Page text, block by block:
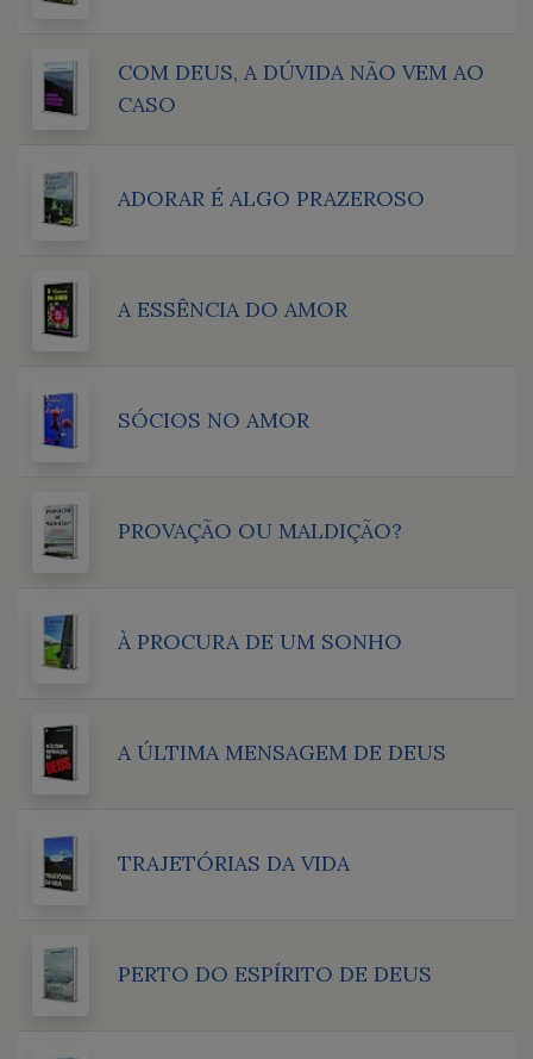
COM DEUS, A DÚVIDA NÃO VEM AO
CASO
ADORAR É ALGO PRAZEROSO
A ESSÊNCIA DO AMOR
SÓCIOS NO AMOR
PROVAÇÃO OU MALDIÇÃO?
À PROCURA DE UM SONHO
A ÚLTIMA MENSAGEM DE DEUS
TRAJETÓRIAS DA VIDA
PERTO DO ESPÍRITO DE DEUS